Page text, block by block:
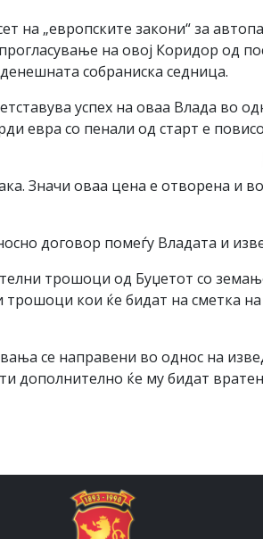
на „европските закони“ за
на овој Коридор од
собраниска седница.
успех на оваа Влада во
евра со пенали од старт е
Значи оваа цена е отворена и
договор помеѓу Владата и
трошоци од Буџетот со
кои ќе бидат на сметка
се направени во однос на
дополнително ќе му бидат